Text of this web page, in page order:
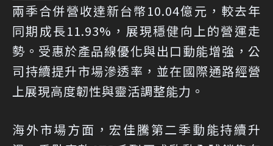
兩季合併營收達新台幣10.04億元，較去年
同期成長11.93%，展現穩健向上的營運走
勢。受惠於產品線優化與出口動能增強，公
司持續提升市場滲透率，並在國際通路經營
上展現高度韌性與靈活調整能力。
海外市場方面，宏佳騰第二季動能持續升